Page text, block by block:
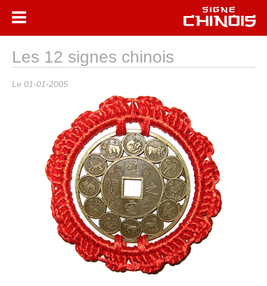
Les 12 signes chinois
Le 01-01-2005